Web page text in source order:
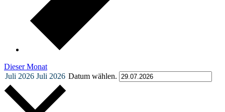
Dieser Monat
Juli 2026 Juli 2026 Datum wählen.